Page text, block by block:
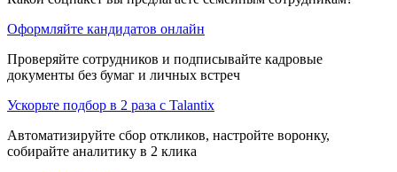
Оформляйте кандидатов онлайн
Проверяйте сотрудников и подписывайте кадровые
документы без бумаг и личных встреч
Ускорьте подбор в 2 раза с Talantix
Автоматизируйте сбор откликов, настройте воронку,
собирайте аналитику в 2 клика